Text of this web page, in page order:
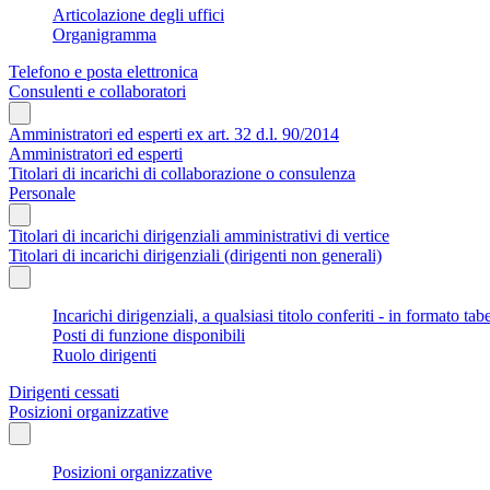
Articolazione degli uffici
Organigramma
Telefono e posta elettronica
Consulenti e collaboratori
Amministratori ed esperti ex art. 32 d.l. 90/2014
Amministratori ed esperti
Titolari di incarichi di collaborazione o consulenza
Personale
Titolari di incarichi dirigenziali amministrativi di vertice
Titolari di incarichi dirigenziali (dirigenti non generali)
Incarichi dirigenziali, a qualsiasi titolo conferiti - in formato
Posti di funzione disponibili
Ruolo dirigenti
Dirigenti cessati
Posizioni organizzative
Posizioni organizzative